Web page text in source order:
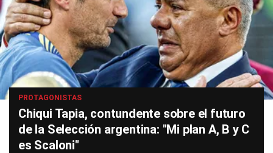
PROTAGONISTAS
Chiqui Tapia, contundente sobre el futuro
de la Selección argentina: "Mi plan A, B y C
es Scaloni"